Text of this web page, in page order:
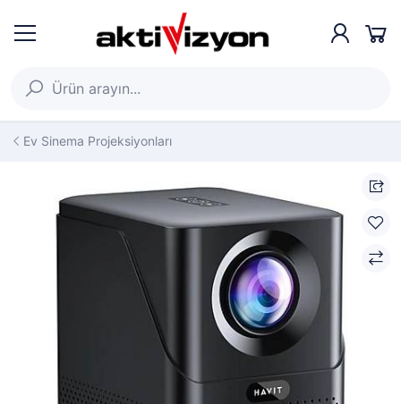
Ev Sinema Projeksiyonları